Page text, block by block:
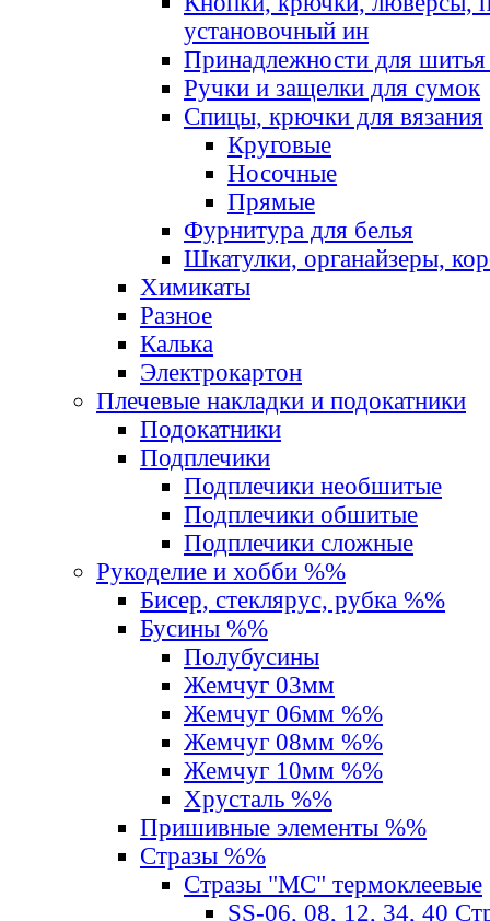
установочный ин
Принадлежности для шитья
Ручки и защелки для сумок
Спицы, крючки для вязания
Круговые
Носочные
Прямые
Фурнитура для белья
Шкатулки, органайзеры,
Химикаты
Разное
Калька
Электрокартон
Плечевые накладки и подокатники
Подокатники
Подплечики
Подплечики необшитые
Подплечики обшитые
Подплечики сложные
Рукоделие и хобби %%
Бисер, стеклярус, рубка %%
Бусины %%
Полубусины
Жемчуг 03мм
Жемчуг 06мм %%
Жемчуг 08мм %%
Жемчуг 10мм %%
Хрусталь %%
Пришивные элементы %%
Стразы %%
Стразы "MС" термоклеевые
SS-06, 08, 12, 34, 40